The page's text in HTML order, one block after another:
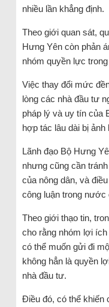
nhiều lần khẳng định.
Theo giới quan sát,
Hưng Yên còn phản
nhóm quyền lực
Việc thay đổi mức
lòng các nhà đầu tư
pháp lý và uy tín của
hợp tác lâu dài bị ảnh
Lãnh đạo Bộ Hưng
nhưng cũng cần
của nông dân, và
công luận trong nước
Theo giới thạo tin,
cho rằng nhóm lợi
có thể muốn gửi đi
không hẳn là quyền
nhà đầu tư.
Điều đó, có thể khiến